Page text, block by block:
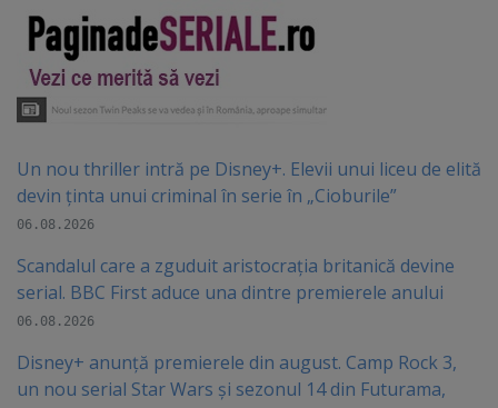
Un nou thriller intră pe Disney+. Elevii unui liceu de elită
devin ținta unui criminal în serie în „Cioburile”
06.08.2026
Scandalul care a zguduit aristocrația britanică devine
serial. BBC First aduce una dintre premierele anului
06.08.2026
Disney+ anunță premierele din august. Camp Rock 3,
un nou serial Star Wars și sezonul 14 din Futurama,